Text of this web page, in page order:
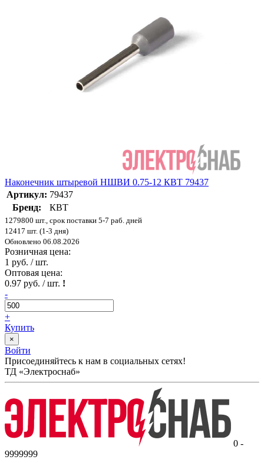
Наконечник штыревой НШВИ 0.75-12 КВТ 79437
Артикул: 79437
Бренд:
КВТ
1279800 шт., срок поставки 5-7 раб. дней
12417 шт. (1-3 дня)
Обновлено 06.08.2026
Розничная цена:
1 руб. / шт.
Оптовая цена:
0.97 руб. / шт. !
-
+
Купить
×
Войти
Присоединяйтесь к нам в социальных сетях!
ТД «Электроснаб»
0 -
9999999